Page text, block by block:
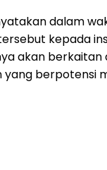
dalam
kepada
akan berkaitan
berpotensi